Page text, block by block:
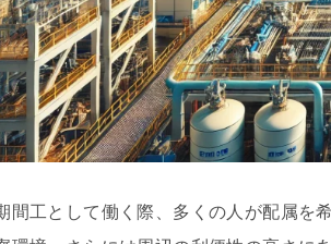
間工として働く際、多くの人が配属を